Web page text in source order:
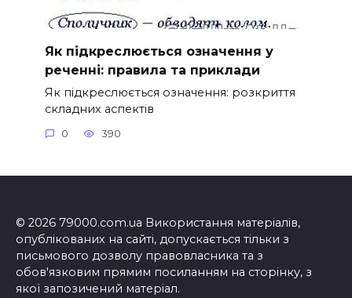
Як підкреслюється означення у
реченні: правила та приклади
Як підкреслюється означення: розкриття
складних аспектів
0 390
© 2026 79000.com.ua Використання матеріалів,
опублікованих на сайті, допускається тільки з
письмового дозволу правовласника та з
обов'язковим прямим посиланням на сторінку, з
якої запозичений матеріал.